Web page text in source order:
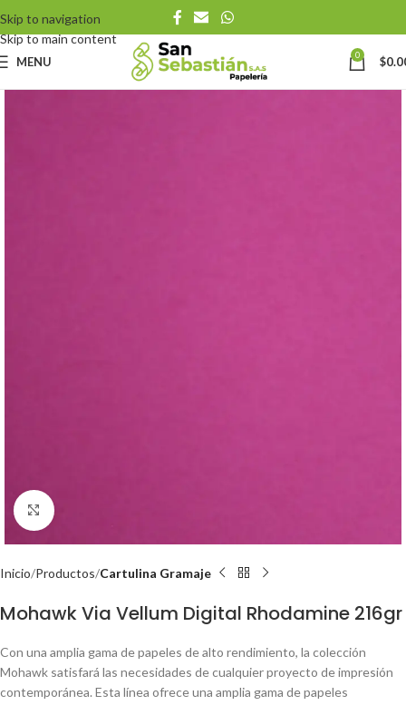
Skip to navigation
Skip to main content
MENU 0 $
Click to enlarge
Inicio Productos Cartulina Gramaje
Mohawk Via Vellum Digital Rhodamine 216gr
Con una amplia gama de papeles de alto rendimiento, la colección
Mohawk satisfará las necesidades de cualquier proyecto de impresión
contemporánea. Esta línea ofrece una amplia gama de papeles